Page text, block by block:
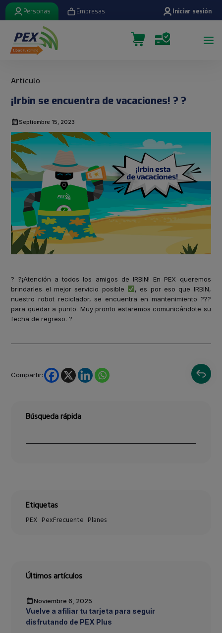
Personas Empresas Iniciar sesión
¡Irbin se encuentra de vacaciones! ? ?
Septiembre 15, 2023
? ?¡Atención a todos los amigos de IRBIN! En PEX queremos
brindarles el mejor servicio posible
, es por eso que IRBIN,
nuestro robot reciclador, se encuentra en mantenimiento ??‍?
para quedar a punto. Muy pronto estaremos comunicándote su
fecha de regreso. ?
Compartir:
Búsqueda rápida
Etiquetas
PEX PexFrecuente Planes
Últimos artículos
Vuelve a afiliar tu tarjeta para seguir
disfrutando de PEX Plus
Noviembre 6, 2025